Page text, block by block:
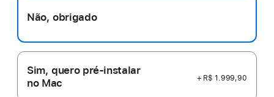
Não, obrigado
Sim, quero pré-instalar
no Mac
+ R$ 1.999,90